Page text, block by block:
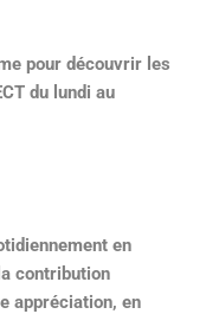
pour découvrir les
du lundi au
en
contribution
appréciation, en